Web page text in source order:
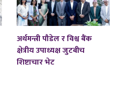
अर्थमन्त्री पौडेल र विश्व बैंक
क्षेत्रीय उपाध्यक्ष जुटबीच
शिष्टाचार भेट